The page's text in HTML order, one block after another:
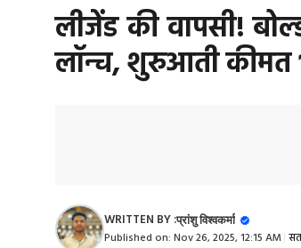
लीजेंड की वापसी!
लॉन्च, शुरुआती कीमत
WRITTEN BY :प्रांशु विश्वकर्मा
Published on: Nov 26, 2025, 12:15 AM